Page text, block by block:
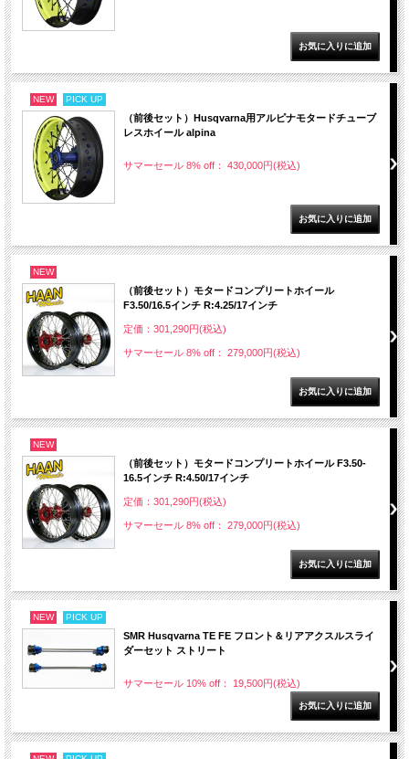
NEW PICK UP
（前後セット）Husqvarna用アルピナモタードチューブ
レスホイール alpina
サマーセール 8% off： 430,000円(税込)
NEW
（前後セット）モタードコンプリートホイール
F3.50/16.5インチ R:4.25/17インチ
定価：301,290円(税込)
サマーセール 8% off： 279,000円(税込)
NEW
（前後セット）モタードコンプリートホイール F3.50-
16.5インチ R:4.50/17インチ
定価：301,290円(税込)
サマーセール 8% off： 279,000円(税込)
NEW PICK UP
SMR Husqvarna TE FE フロント＆リアアクスルスライ
ダーセット ストリート
サマーセール 10% off： 19,500円(税込)